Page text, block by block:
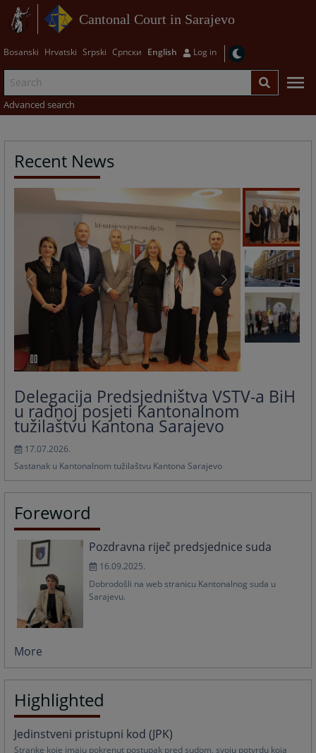
Cantonal Court in Sarajevo
Bosanski Hrvatski Srpski Српски English Log in
Advanced search
Recent News
Delegacija Predsjedništva VSTV-a BiH
u radnoj posjeti Kantonalnom
tužilaštvu Kantona Sarajevo
17.07.2026.
Sastanak u Kantonalnom tužilaštvu Kantona Sarajevo
Foreword
Pozdravna riječ predsjednice suda
16.09.2025.
Dobrodošli na web stranicu Kantonalnog suda u
Sarajevu.
More
Highlighted
Jedinstveni pristupni kod (JPK)
Stranke koje imaju pokrenut postupak pred sudom, svoju potvrdu koja